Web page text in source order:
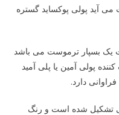
می آید پولی پوکساید گستره
یک بسپار ترموست می باشد
پولی آمین یا پلی آمید
دارد.
تشکیل شده است و رنگ